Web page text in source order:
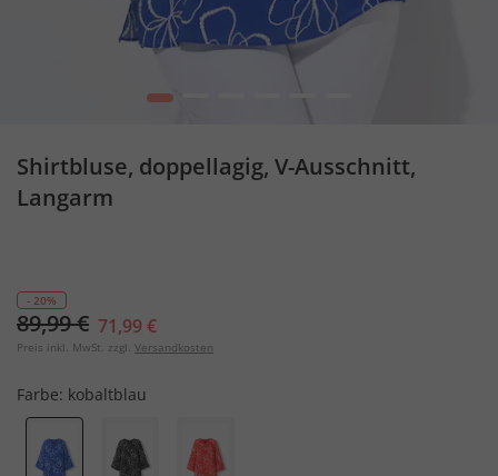
1 5
Shirtbluse, doppellagig, V-Ausschnitt,
Langarm
- 20%
89,99 € 71,99 €
Preis inkl. MwSt. zzgl. Versandkosten
Farbe: kobaltblau